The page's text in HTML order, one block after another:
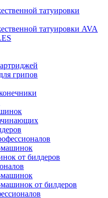
татуировки
татуировки AVA
грипов
машинок
от билдеров
машинок
от билдеров